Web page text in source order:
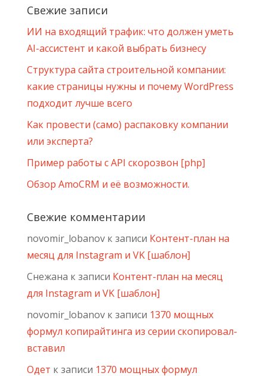
Свежие записи
ИИ на входящий трафик: что должен уметь
AI-ассистент и какой выбрать бизнесу
Структура сайта строительной компании:
какие страницы нужны и почему WordPress
подходит лучше всего
Как провести (само) распаковку компании
или эксперта?
Пример работы с API скорозвон [php]
Обзор AmoCRM и её возможности.
Свежие комментарии
novomir_lobanovк записи Контент-план на
месяц для Instagram и VK [шаблон]
Снежана к записи Контент-план на месяц
для Instagram и VK [шаблон]
novomir_lobanovк записи 1370 мощных
формул копирайтинга из серии скопировал-
вставил
Одет к записи 1370 мощных формул